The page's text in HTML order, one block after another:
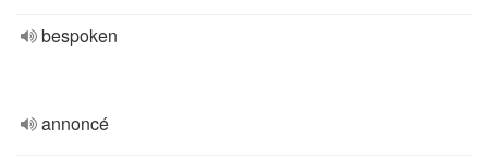
bespoken
annoncé